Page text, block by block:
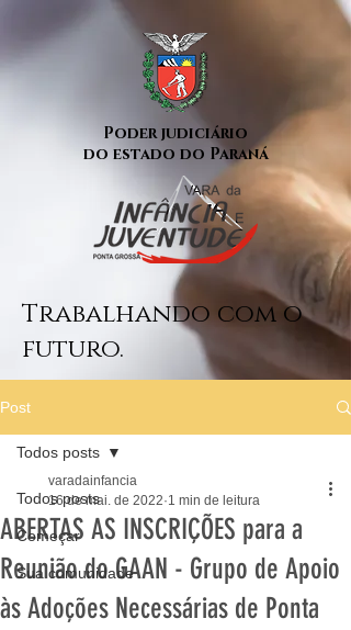
Poder judiciário
do estado do Paraná
Trabalhando com o
futuro.
Post
Todos posts
Começar
Sua comunidade
Todos posts
ABERTAS AS INSCRIÇÕES para a
Reunião do GAAN - Grupo de Apoio
às Adoções Necessárias de Ponta
varadainfancia
16 de mai. de 2022 1 min de leitura